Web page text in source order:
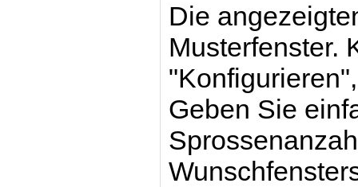
Die
Musterfenster.
Geben Sie